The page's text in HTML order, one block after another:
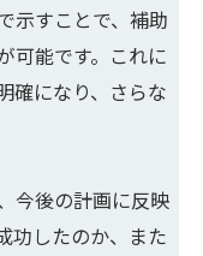
示すことで、補助
可能です。これに
確になり、さらな
今後の計画に反映
功したのか、また